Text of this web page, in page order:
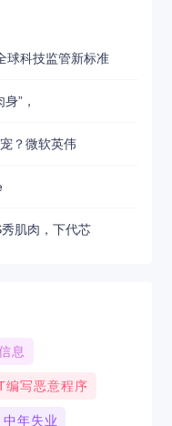
球科技监管新标准
”，
？微软英伟
肌肉，下代芯
息
编写恶意程序
中年失业